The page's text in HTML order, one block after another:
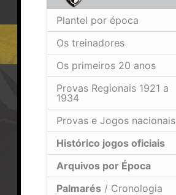
Plantel por época
Os treinadores
Os primeiros 20 anos
Provas Regionais 1921 a
1934
Provas e Jogos nacionais
Histórico jogos oficiais
Arquivos por Época
Palmarés / Cronologia